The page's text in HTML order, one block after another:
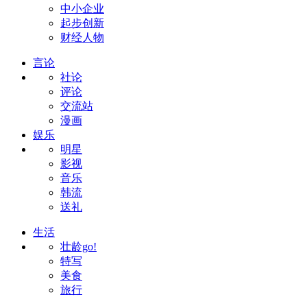
中小企业
起步创新
财经人物
言论
社论
评论
交流站
漫画
娱乐
明星
影视
音乐
韩流
送礼
生活
壮龄go!
特写
美食
旅行